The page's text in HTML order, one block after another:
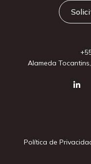
Alameda
Política de